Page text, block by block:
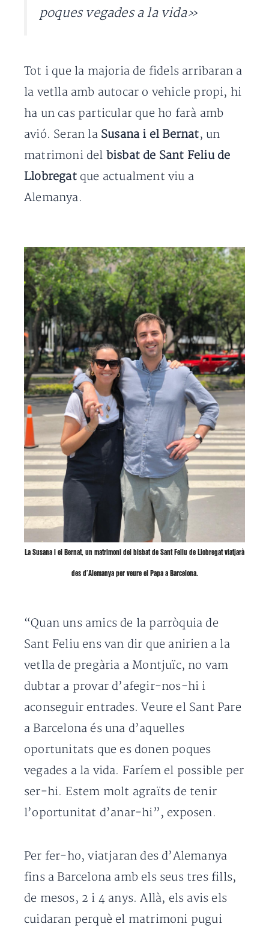
poques vegades a la vida»
Tot i que la majoria de fidels arribaran a
la vetlla amb autocar o vehicle propi, hi
ha un cas particular que ho farà amb
avió. Seran la Susana i el Bernat, un
matrimoni del bisbat de Sant Feliu de
Llobregatque actualment viu a
Alemanya.
La Susana i el Bernat, un matrimoni del bisbat de Sant Feliu de Llobregatviatjarà
des d’Alemanya per veure el Papa a Barcelona.
“Quan uns amics de la parròquia de
Sant Feliu ens van dir que anirien a la
vetlla de pregària a Montjuïc, no vam
dubtar a provar d’afegir-nos-hi i
aconseguir entrades. Veure el Sant Pare
a Barcelona és una d’aquelles
oportunitats que es donen poques
vegades a la vida. Faríem el possible per
ser-hi. Estem molt agraïts de tenir
l’oportunitat d’anar-hi”, exposen.
Per fer-ho, viatjaran des d’Alemanya
fins a Barcelona amb els seus tres fills,
de mesos, 2 i 4 anys. Allà, els avis els
cuidaran perquè el matrimoni pugui